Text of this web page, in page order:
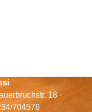
18 ·
704576